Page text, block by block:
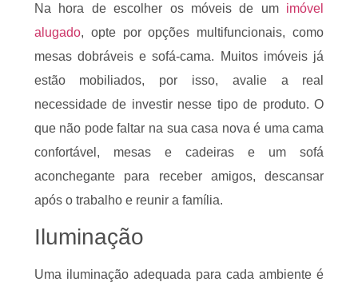
Na hora de escolher os móveis de umimóvel
alugado, opte por opções multifuncionais, como
mesas dobráveis e sofá-cama. Muitos imóveis já
estão mobiliados, por isso, avalie a real
necessidade de investir nesse tipo de produto. O
que não pode faltar na sua casa nova é uma cama
confortável, mesas e cadeiras e um sofá
aconchegante para receber amigos, descansar
após o trabalho e reunir a família.
Iluminação
Uma iluminação adequada para cada ambiente é